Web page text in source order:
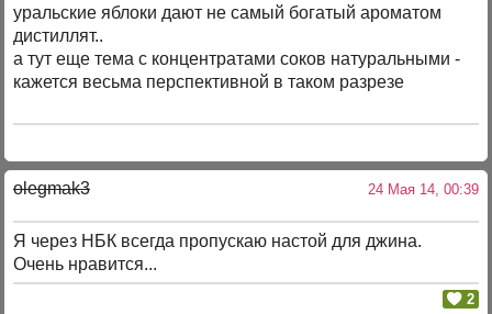
уральские яблоки дают не самый богатый ароматом
дистиллят..
а тут еще тема с концентратами соков натуральными -
кажется весьма перспективной в таком разрезе
olegmak3 24 Мая 14, 00:39
Я через НБК всегда пропускаю настой для джина.
Очень нравится...
2